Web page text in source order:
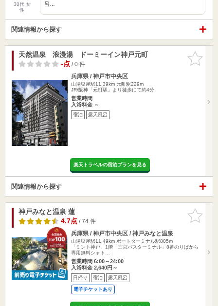
30代 女
性
呂…
関連情報から探す
お気に入
りに追加
天然温泉 浪漫湯 ドーミーイン神戸元町
-点/ 0 件
兵庫県 / 神戸市中央区
山陽塩屋駅11.39km 元町駅229m
JR/阪神「元町駅」より徒歩にて約4分
営業時間
入浴料金 ～
宿泊 露天風呂
楽天トラベルの宿泊プランを見る
関連情報から探す
お気に入
りに追加
神戸みなと温泉 蓮
4.7点/ 74 件
兵庫県 / 神戸市中央区 / 神戸みなと温泉
山陽塩屋駅11.49km ポートターミナル駅805m
「ミント神戸」1階「三宮バスターミナル」8番のりばから
専用無料シャト…
営業時間 6:00～24:00
入浴料金 2,640円～
日帰り 宿泊 露天風呂
電子チケットあり